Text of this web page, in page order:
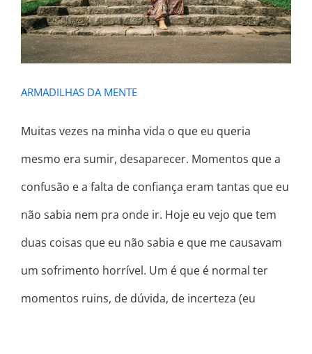
ARMADILHAS DA MENTE
Muitas vezes na minha vida o que eu queria
mesmo era sumir, desaparecer. Momentos que a
confusão e a falta de confiança eram tantas que eu
não sabia nem pra onde ir. Hoje eu vejo que tem
duas coisas que eu não sabia e que me causavam
um sofrimento horrível. Um é que é normal ter
momentos ruins, de dúvida, de incerteza (eu